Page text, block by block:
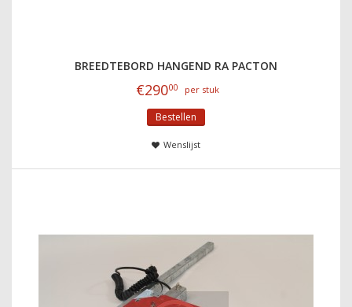
BREEDTEBORD HANGEND RA PACTON
€29000 per stuk
Bestellen
Wenslijst